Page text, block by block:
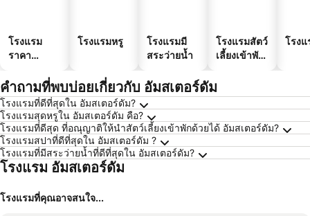
โรงแรม
ราคา
โรงแรมหรู
โรงแรมมี
สระว่ายน้ำ
โรงแรมสัตว์
เลี้ยงเข้าพัก
โรง
คำถามที่พบบ่อยเกี่ยวกับ อัมสเตอร์ดัม
โรงแรมที่ดีที่สุดใน อัมสเตอร์ดัม?
โรงแรมสุดหรูใน อัมสเตอร์ดัม คือ?
โรงแรมที่ดีสุด ที่อณุญาติให้นำสัตว์เลี้ยงเข้าพักด้วยได้ อัมสเตอร์ดัม?
โรงแรมสปาที่ดีที่สุดใน อัมสเตอร์ดัม ?
โรงแรมที่มีสระว่ายน้ำที่ดีที่สุดใน อัมสเตอร์ดัม?
โรงแรม อัมสเตอร์ดัม
โรงแรมที่คุณอาจสนใจ...